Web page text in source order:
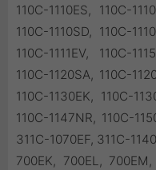
110C-1110ES, 110C-
110C-1110SD, 110C-
110C-1111EV, 110C-
110C-1120SA, 110C-
110C-1130EK, 110C-
110C-1147NR, 110C-
311C-1070EF, 311C-
700EK, 700EL,